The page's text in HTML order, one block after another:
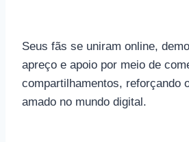
Seus fãs se uniram online,
apreço e apoio por meio de
compartilhamentos, reforçando
amado no mundo digital.